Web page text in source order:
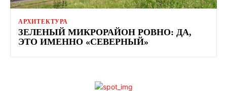
АРХИТЕКТУРА
ЗЕЛЕНЫЙ МИКРОРАЙОН РОВНО: ДА,
ЭТО ИМЕННО «СЕВЕРНЫЙ»